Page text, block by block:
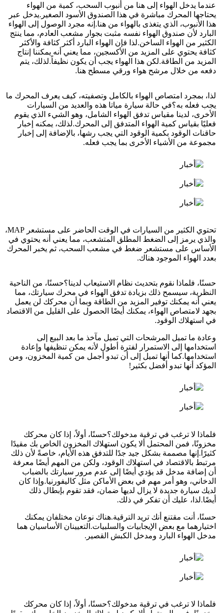
عندما يدخل الهواء إلى هنا من أنبوب السحب، كمية من الهواء
يحتاجها المحرك مباشرة في هذا الصندوق الأسود الصغير.يدخل عبر
هذا الأنبوب، الذي يتغذى بالهواء من هنا.إنه مجرد الوصول إلى الهواء
البارد لأن صندوق الهواء نفسه مثبت بجوار مشعب العادم، مما ينتج
الكثير من الهواء الساخن.لذا فإن الهواء البارد أكثر كثافة والأكثر
كثافة يحتوي على المزيد من الأكسجين، مما يعني أنه يمكننا إنتاج
المزيد من الطاقة.لكن هذا الهواء يجب أن يكون نظيفاً.لذلك، يتم
دفعه من خلال مرشح هواء ورقي مسطح هنا.
لذا، بمجرد امتصاص الهواء بالكامل وتصفيته، كيف يعرف المحرك ما
يجب فعله به؟في حالة سيارة مياتا هذه والعديد من السيارات
الأخرى، لدينا مقياس تدفق الهواء الشامل، وهو الشيء الذي يقوم
فعليًا بقياس كمية الهواء المتدفق إلى المحرك.لذلك، يمكنه إخبار
حاقنات الوقود بكمية الوقود التي يجب رشها، بالإضافة إلى إخبار
مجموعة من الأشياء الأخرى بما يجب فعله.
تحتوي الكثير من السيارات في الوقت الحاضر على مستشعر MAP،
والذي يرمز إلى الضغط المطلق المتشعب، مما يعني أنه يحتوي في
الأساس على مستشعر ضغط في مشعب السحب، ثم يخبر المحرك
بعدد الهواء الموجود هناك.
حسنًا، فلماذا نقوم بتحديث نظام الاستيعاب لدينا؟حسنًا، من الناحية
النظرية، سيسمح ذلك بزيادة تدفق الهواء في محرك سيارتك، مما
يعني أنه يمكنك توفير المزيد من الطاقة وبما أن محركك لن يعمل
بجهد لامتصاص الهواء، يمكنك أيضًا الحصول على القليل من الاقتصاد
في استهلاك الوقود.
وعادة ما تميل المرشحات التي تميل مآخذ ما بعد البيع إلى
استخدامها إلى الاستمرار لفترة أطول لأنه يمكن تنظيفها وإعادة
استخدامها.كما أنها تميل إلى أن تبدو أجمل من كمية المخزون، ومن
المؤكد أنها تبدو أفضل بكثير!
فلماذا لا ترغب في ترقية مدخولك؟حسنًا، أولاً، إذا كان محركك
مخزونًا، فمن المحتمل ألا يكون استهلاك المخزون الخاص بك مقيدًا
كثيرًا.إنها مصممة بشكل جيد جدًا للتدفق هذه الأيام، خاصةً لأن ذلك
مرتبط بالاقتصاد في استهلاك الوقود، ولكن من المهم أيضًا معرفة
أن إضافة مدخل قد يؤدي أيضًا إلى عدم مرور سيارتك بالضباب
الدخاني، وهو أمر مهم في بعض الأماكن مثل كاليفورنيا.وإذا كان
لديك سيارة جديدة لا يزال لديها ضمان، فقد تقوم بإبطال ذلك
أيضًا.لذا، عليك أن تفكر في ذلك.
حسنًا، أنت مقتنع أنك تريد الترقية.هناك نوعان مختلفان يمكنك
اختيارهما مع بعض الإيجابيات والسلبيات.التعيينان الأساسيان هما
مدخل الهواء البارد ومدخل الكبش القصير.
فلماذا لا ترغب في ترقية مدخولك؟حسنًا، أولاً، إذا كان محركك